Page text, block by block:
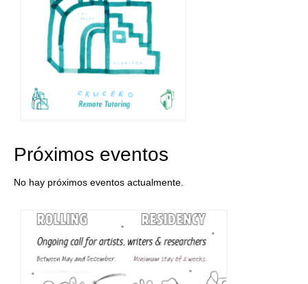
Próximos eventos
No hay próximos eventos actualmente.